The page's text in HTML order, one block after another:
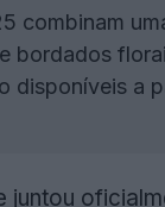
combinam
bordados
disponíveis a
juntou